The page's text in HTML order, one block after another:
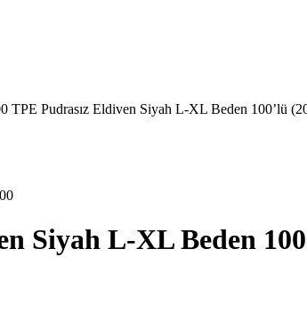
TPE Pudrasız Eldiven Siyah L-XL Beden 100’lü
Siyah L-XL Beden